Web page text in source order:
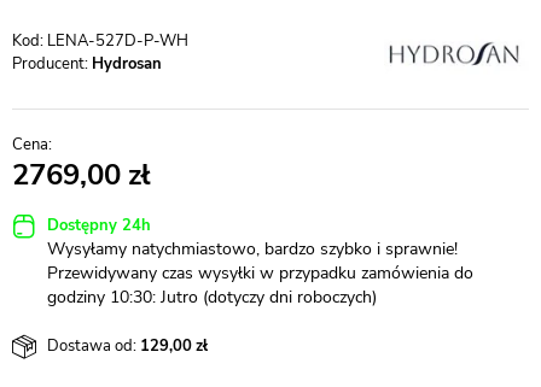
LENA-527D-P-WH
Producent: Hydrosan
2769,00
Dostępny 24h
Wysyłamy natychmiastowo, bardzo szybko i sprawnie!
Przewidywany czas wysyłki w przypadku zamówienia do
godziny 10:30: Jutro (dotyczy dni roboczych)
Dostawa od: 129,00